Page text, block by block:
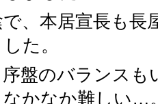
、本居宣長も長
た。
盤のバランス
なかなか難しい…